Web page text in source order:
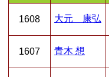
1608 大元 康弘
1607 青木 想